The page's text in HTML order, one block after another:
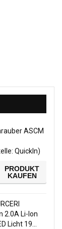
ASCM
QuickIn)
PRODUKT
KAUFEN
2.0A Li-Ion
Licht 19…